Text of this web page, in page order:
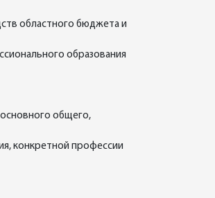
областного бюджета и
образования
общего,
конкретной профессии